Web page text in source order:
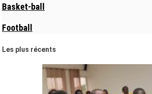
Basket-ball
Football
Les plus récents